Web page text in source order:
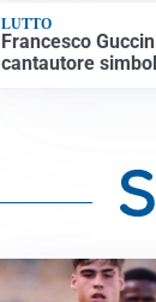
LUTTO
Francesco
cantautore